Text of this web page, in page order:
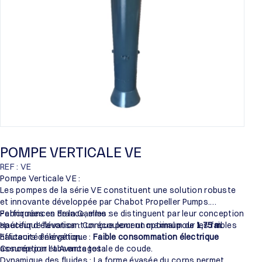
POMPE VERTICALE VE
REF : VE
Pompe Verticale VE :
Les pompes de la série VE constituent une solution robuste
et innovante développée par Chabot Propeller Pumps.
Fabriquées en France, elles se distinguent par leur conception
spécifique favorisant un écoulement optimal pour les faibles
hauteurs d’élévation.
Performances de la Gamme :
Hauteur d’élévation : Conçue pour un maximum de 1,75 m.
Efficacité énergétique : Faible consommation électrique
assurée par l’absence totale de coude.
Conception et Avantages :